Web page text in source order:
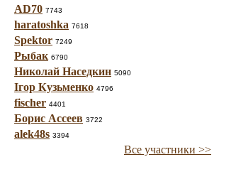
AD70 7743
haratoshka 7618
Spektor 7249
Рыбак 6790
Николай Наседкин 5090
Ігор Кузьменко 4796
fischer 4401
Борис Ассеев 3722
alek48s 3394
Все участники >>